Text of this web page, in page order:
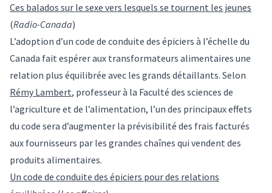
Ces balados sur le sexe vers lesquels se tournent les jeunes
(Radio-Canada)
L’adoption d’un code de conduite des épiciers à l’échelle du
Canada fait espérer aux transformateurs alimentaires une
relation plus équilibrée avec les grands détaillants. Selon
Rémy Lambert, professeur à la Faculté des sciences de
l’agriculture et de l’alimentation, l’un des principaux effets
du code sera d’augmenter la prévisibilité des frais facturés
aux fournisseurs par les grandes chaînes qui vendent des
produits alimentaires.
Un code de conduite des épiciers pour des relations